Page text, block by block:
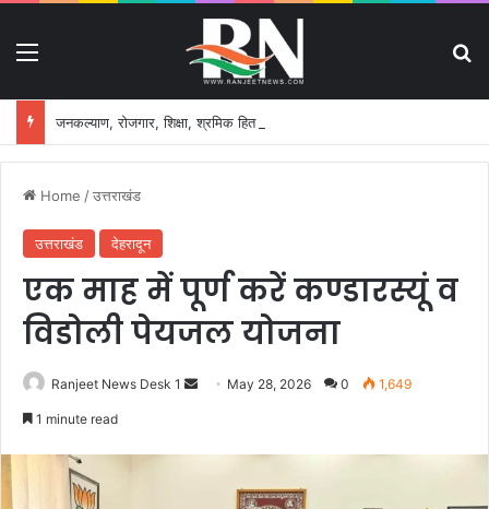
Home /उत्तराखंड
उत्तराखंड देहरादून
एक माह में पूर्ण करें कण्डारस्यूं व
विडोली पेयजल योजना
Ranjeet News Desk 1 May 28, 2026 0 1,649
1 minute read